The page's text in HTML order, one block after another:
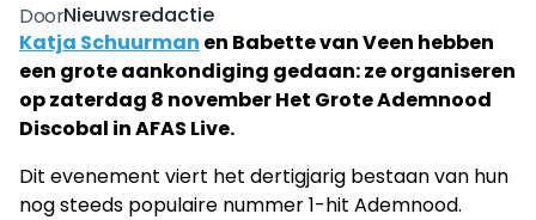
DoorNieuwsredactie
Katja Schuurman en Babette van Veen hebben
een grote aankondiging gedaan: ze organiseren
op zaterdag 8 november Het Grote Ademnood
Discobal in AFAS Live.
Dit evenement viert het dertigjarig bestaan van hun
nog steeds populaire nummer 1-hit Ademnood.